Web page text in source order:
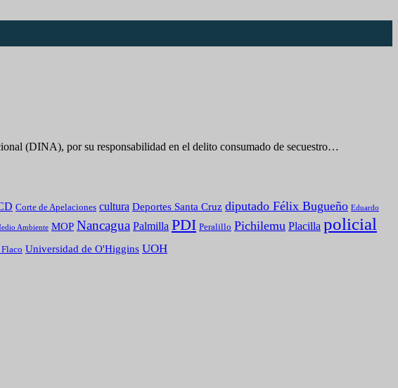
(DINA), por su responsabilidad en el delito consumado de secuestro…
Corte de Apelaciones cultura Deportes Santa Cruz diputado Félix Bugueño Eduardo
Ambiente MOP Nancagua Palmilla PDI Peralillo Pichilemu Placilla policial
Universidad de O'Higgins UOH